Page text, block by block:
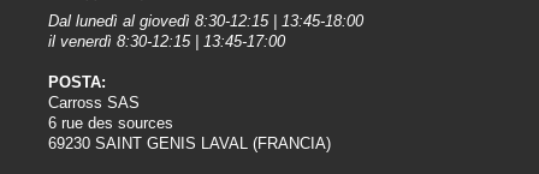
Dal lunedì al giovedì 8:30-12:15 | 13:45-18:00
il venerdì 8:30-12:15 | 13:45-17:00
POSTA:
Carross SAS
6 rue des sources
69230 SAINT GENIS LAVAL (FRANCIA)